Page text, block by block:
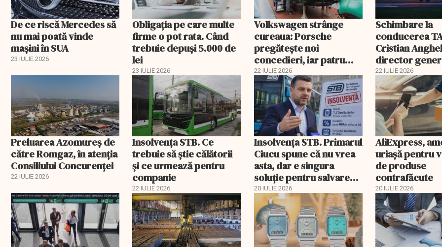
De ce riscă Mercedes să
nu mai poată vinde
mașini în SUA
23 IULIE 2026
Obligația pe care multe
firme o pot rata. Când
trebuie depuși 5.000 de
lei
23 IULIE 2026
Volkswagen strânge
cureaua: Porsche
pregătește noi
concedieri, iar patru
fabrici din Germania
riscă închiderea
22 IULIE 2026
Schimbare la
conducerea
Cristian
director
interimar.
Costaș,
22 IULIE 2026
Preluarea Azomureş de
către Romgaz, în atenţia
Consiliului Concurenţei
22 IULIE 2026
Insolvenţa STB. Ce
trebuie să ştie călătorii
şi ce urmează pentru
companie
22 IULIE 2026
Insolvenţa STB. Primarul
Ciucu spune că nu vrea
asta, dar e singura
soluţie pentru salvarea
companiei
20 IULIE 2026
AliExpress,
uriaşă pentru
de produse
contrafăcute
20 IULIE 2026